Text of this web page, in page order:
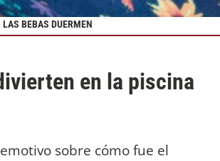
BEBAS DUERMEN
en la piscina
sobre cómo fue el